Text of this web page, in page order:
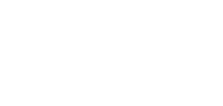
করে। নয়
দল